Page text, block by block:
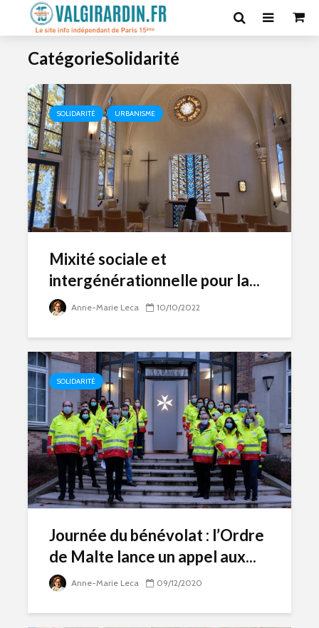
CatégorieSolidarité
SOLIDARITÉ URBANISME
Mixité sociale et
intergénérationnelle pour la...
Anne-Marie Leca 10/10/2022
SOLIDARITÉ
Journée du bénévolat : l’Ordre
de Malte lance un appel aux...
Anne-Marie Leca 09/12/2020